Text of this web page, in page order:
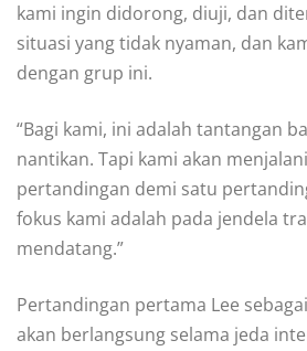
kami ingin didorong, diuji, dan
situasi yang tidak nyaman, dan
dengan grup ini.
“Bagi kami, ini adalah tantangan
nantikan. Tapi kami akan
pertandingan demi satu
fokus kami adalah pada jendela
mendatang.”
Pertandingan pertama Lee
akan berlangsung selama jeda